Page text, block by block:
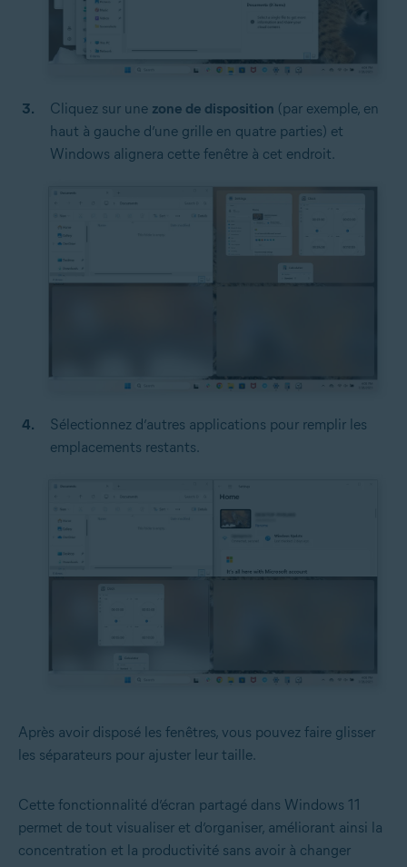
Cliquez sur une zone de disposition (par exemple, en
haut à gauche d’une grille en quatre parties) et
Windows alignera cette fenêtre à cet endroit.
Sélectionnez d’autres applications pour remplir les
emplacements restants.
Après avoir disposé les fenêtres, vous pouvez faire glisser
les séparateurs pour ajuster leur taille.
Cette fonctionnalité d’écran partagé dans Windows 11
permet de tout visualiser et d’organiser, améliorant ainsi la
concentration et la productivité sans avoir à changer